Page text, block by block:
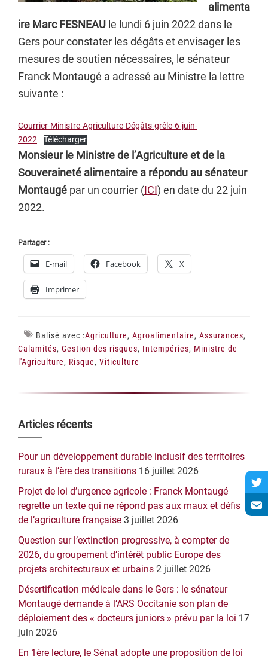
alimenta
ire Marc FESNEAU le lundi 6 juin 2022 dans le
Gers pour constater les dégâts et envisager les
mesures de soutien nécessaires, le sénateur
Franck Montaugé a adressé au Ministre la lettre
suivante :
Courrier-Ministre-Agriculture-Dégâts-grêle-6-juin-
2022
Télécharger
Monsieur le Ministre de l’Agriculture et de la
Souveraineté alimentaire a répondu au sénateur
Montaugé par un courrier (ICI) en date du 22 juin
2022.
Partager :
E-mail Facebook X
Imprimer
Balisé avec :Agriculture, Agroalimentaire, Assurances,
Calamités, Gestion des risques, Intempéries, Ministre de
l'Agriculture, Risque, Viticulture
Barre
latérale
principale
Articles récents
Pour un développement durable inclusif des territoires
ruraux à l’ère des transitions 16 juillet 2026
Projet de loi d’urgence agricole : Franck Montaugé
regrette un texte qui ne répond pas aux maux et défis
de l’agriculture française 3 juillet 2026
Question sur l’extinction progressive, à compter de
2026, du groupement d’intérêt public Europe des
projets architecturaux et urbains 2 juillet 2026
Désertification médicale dans le Gers : le sénateur
Montaugé demande à l’ARS Occitanie son plan de
déploiement des « docteurs juniors » prévu par la loi 17
juin 2026
En 1ère lecture, le Sénat adopte une proposition de loi